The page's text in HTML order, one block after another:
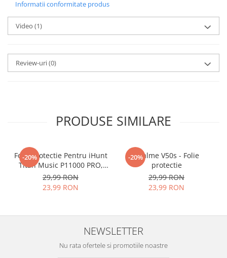
Foliile noastre sunt
tu.
Materialul folosit in
esteNano Glass flexibil.
AcestagaranteazacaNU SE
SPARGE in mii de cioburi
ascutite si periculoase.
zgarieturi si spargere, ci si
INTARESTE ecranul!
Folia avand rezistenta 9H la
Informatii conformitate produs
Video (1)
Review-uri(0)
PRODUSE SIMILARE
-20%
Folie Protectie Pentru iHunt
Titan Music P11000 PRO,
VDOO
29,99 RON
23,99 RON
-20%
Realme V50s - Folie
protectie
29,99 RON
23,99 RON
NEWSLETTER
Nu rata ofertele si promotiile noastre